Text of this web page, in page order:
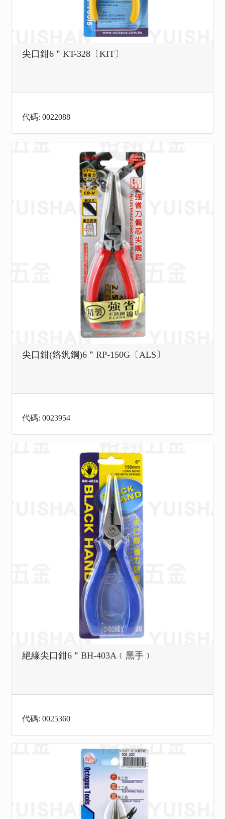
尖口鉗6＂KT-328〔KIT〕
代碼: 0022088
尖口鉗(鉻釩鋼)6＂RP-150G〔ALS〕
代碼: 0023954
絕緣尖口鉗6＂BH-403A﹝黑手﹞
代碼: 0025360